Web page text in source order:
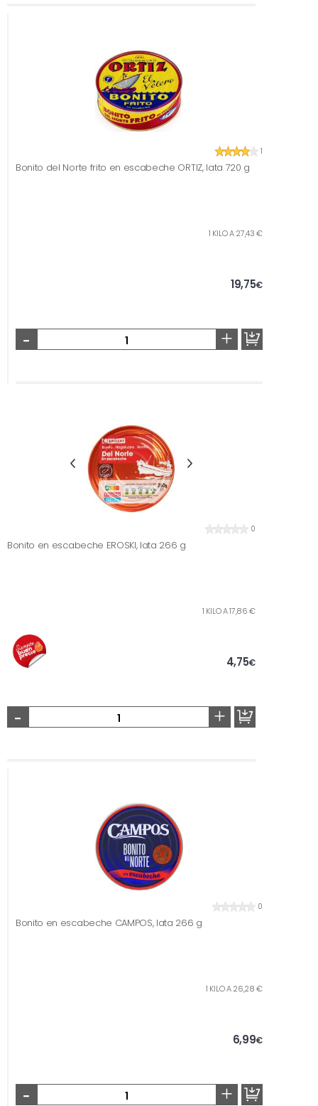
1
Bonito del Norte frito en escabeche ORTIZ, lata 720 g
1 KILO A 27,43 €
19,75€
- +
0
Bonito en escabeche EROSKI, lata 266 g
1 KILO A 17,86 €
4,75€
- +
0
Bonito en escabeche CAMPOS, lata 266 g
1 KILO A 26,28 €
6,99€
- +